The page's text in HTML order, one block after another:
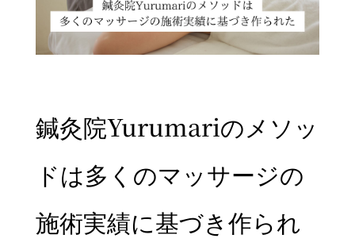
鍼灸院Yurumariのメソッ
ドは多くのマッサージの
施術実績に基づき作られ